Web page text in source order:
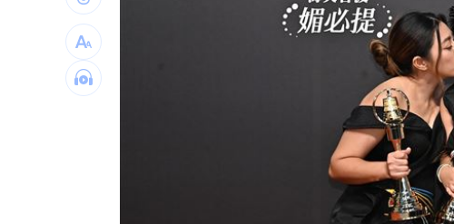
二伯衣印哈哈鄙卑 專家：別穿去日本被笑
向中國洩半導體機密 前SK海力士員工慘了
18:00